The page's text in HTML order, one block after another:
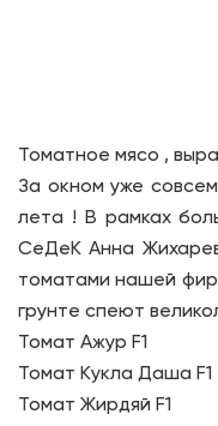
Томатное мясо ,
За окном уже
лета ! В рамках
СеДеК Анна
томатами нашей
грунте спеют
Томат Ажур F1
Томат Кукла Даша F1
Томат Жирдяй F1